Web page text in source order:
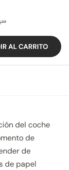
oferta
regular
93
AL CARRITO
del coche
de
de
de papel